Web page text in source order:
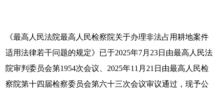
《最高人民法院最高人民检察院关于办理非法占用耕地案件
适用法律若干问题的规定》已于2025年7月23日由最高人民法
院审判委员会第1954次会议、2025年11月21日由最高人民检
察院第十四届检察委员会第六十三次会议审议通过，现予公